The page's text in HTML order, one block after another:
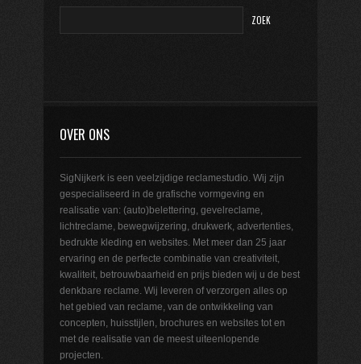
OVER ONS
SigNijkerk is een veelzijdige reclamestudio. Wij zijn
gespecialiseerd in de grafische vormgeving en
realisatie van: (auto)belettering, gevelreclame,
lichtreclame, bewegwijzering, drukwerk, advertenties,
bedrukte kleding en websites. Met meer dan 25 jaar
ervaring en de perfecte combinatie van creativiteit,
kwaliteit, betrouwbaarheid en prijs bieden wij u de best
denkbare reclame. Wij leveren of verzorgen alles op
het gebied van reclame, van de ontwikkeling van
concepten, huisstijlen, brochures en websites tot en
met de realisatie van de meest uiteenlopende
projecten.